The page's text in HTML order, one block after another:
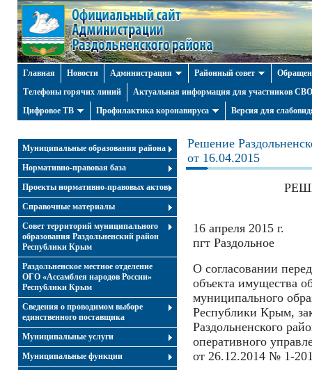
Главная Новости Администрация Районный совет
Телефоны горячих линий
Актуальная информация для участников СВО
Цифровое ТВ
Профилактика коронавируса Версия для
Муниципальные образования района
Нормативно-правовая база
Проекты нормативно-правовых актов
Справочные материалы
Совет территорий муниципального
образования Раздольненский район
Республики Крым
Раздольненское местное отделение
ОГО «Ассамблея народов России»
Республики Крым
Cведения о проводимом выборе
единственного поставщика
Муниципальные услуги
Муниципальные функции
Решение
от 16.04.2015
16 апреля 2015 г.
пгт Раздольное
О согласовании
объекта имущества
муниципального
Республики Крым,
Раздольненского
оперативного
от 26.12.2014 № 1-